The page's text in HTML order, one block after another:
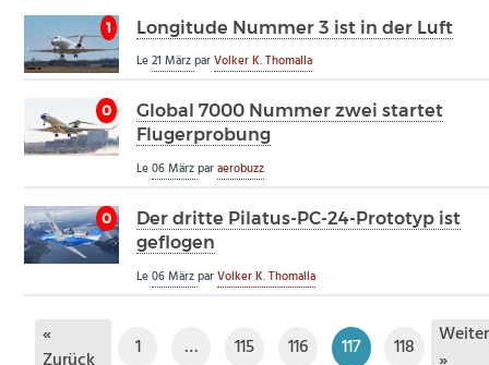
1 Longitude Nummer 3 ist in der Luft
Le21 MärzparVolker K. Thomalla
0
Global 7000 Nummer zwei startet
Flugerprobung
Le06 Märzparaerobuzz
0
Der dritte Pilatus-PC-24-Prototyp ist
geflogen
Le06 MärzparVolker K. Thomalla
«
1 … 115 116 117 118
Weiter